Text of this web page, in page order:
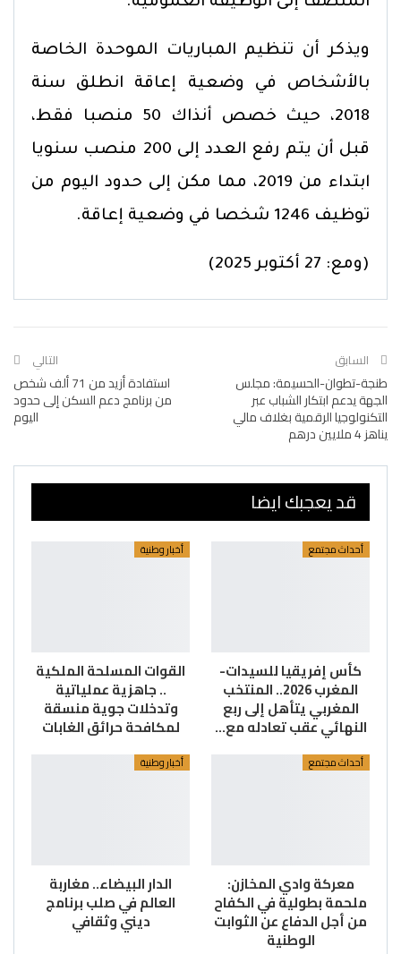
ويذكر أن تنظيم المباريات الموحدة الخاصة
بالأشخاص في وضعية إعاقة انطلق سنة
2018، حيث خصص أنذاك 50 منصبا فقط،
قبل أن يتم رفع العدد إلى 200 منصب سنويا
ابتداء من 2019، مما مكن إلى حدود اليوم من
توظيف 1246 شخصا في وضعية إعاقة.
(ومع: 27 أكتوبر 2025)
السابق
طنجة-تطوان-الحسيمة: مجلس
الجهة يدعم ابتكار الشباب عبر
التكنولوجيا الرقمية بغلاف مالي
يناهز 4 ملايين درهم
التالي
استفادة أزيد من 71 ألف شخص
من برنامج دعم السكن إلى حدود
اليوم
قد يعجبك ايضا
أحداث مجتمع
كأس إفريقيا للسيدات-
المغرب 2026.. المنتخب
المغربي يتأهل إلى ربع
النهائي عقب تعادله مع…
أخبار وطنية
القوات المسلحة الملكية
.. جاهزية عملياتية
وتدخلات جوية منسقة
لمكافحة حرائق الغابات
أحداث مجتمع
معركة وادي المخازن:
ملحمة بطولية في الكفاح
من أجل الدفاع عن الثوابت
الوطنية
أخبار وطنية
الدار البيضاء.. مغاربة
العالم في صلب برنامج
ديني وثقافي